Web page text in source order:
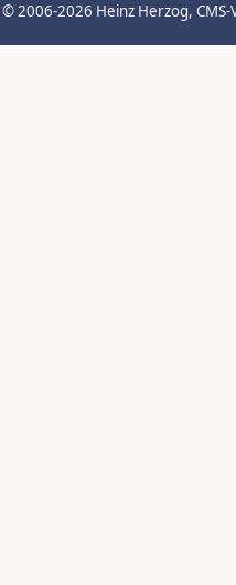
© 2006-2026 Heinz Herzog,